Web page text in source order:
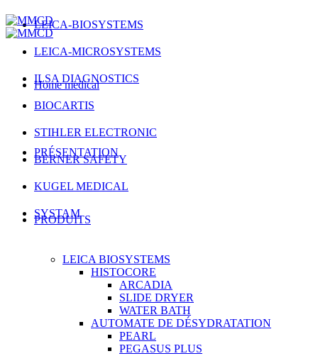
LEICA-BIOSYSTEMS
LEICA-MICROSYSTEMS
ILSA DIAGNOSTICS
BIOCARTIS
STIHLER ELECTRONIC
BERNER SAFETY
KUGEL MEDICAL
SYSTAM
Home medical
PRÉSENTATION
PRODUITS
LEICA BIOSYSTEMS
HISTOCORE
ARCADIA
SLIDE DRYER
WATER BATH
AUTOMATE DE DÉSYDRATATION
PEARL
PEGASUS PLUS